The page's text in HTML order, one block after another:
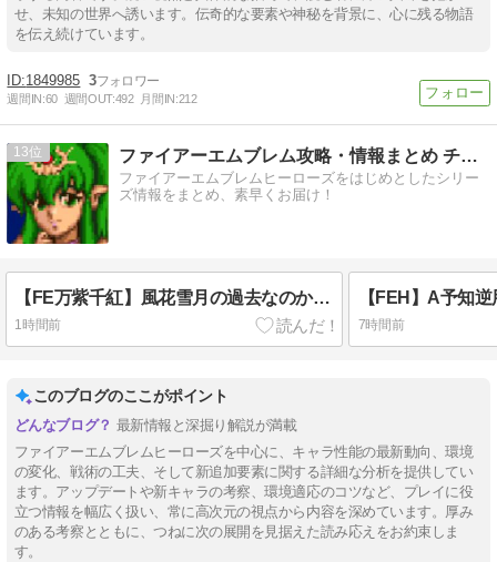
せ、未知の世界へ誘います。伝奇的な要素や神秘を背景に、心に残る物語
を伝え続けています。
1849985 3
週間IN:60 週間OUT:492 月間IN:212
13 ファイアーエムブレム攻略・情報まとめ チキ速
ファイアーエムブレムヒーローズをはじめとしたシリー
ズ情報をまとめ、素早くお届け！
【FE万紫千紅】風花雪月の過去なのか未来なのか、未だに断言できる情報は無し。どっちなんだろう
1時間前 7時間前
このブログのここがポイント
最新情報と深掘り解説が満載
ファイアーエムブレムヒーローズを中心に、キャラ性能の最新動向、環境
の変化、戦術の工夫、そして新追加要素に関する詳細な分析を提供してい
ます。アップデートや新キャラの考察、環境適応のコツなど、プレイに役
立つ情報を幅広く扱い、常に高次元の視点から内容を深めています。厚み
のある考察とともに、つねに次の展開を見据えた読み応えをお約束しま
す。